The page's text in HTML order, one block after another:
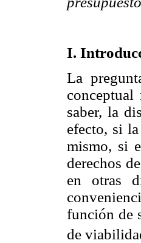
I.
La
saber, la
efecto, si
mismo, si
derechos
en otras
función de
de